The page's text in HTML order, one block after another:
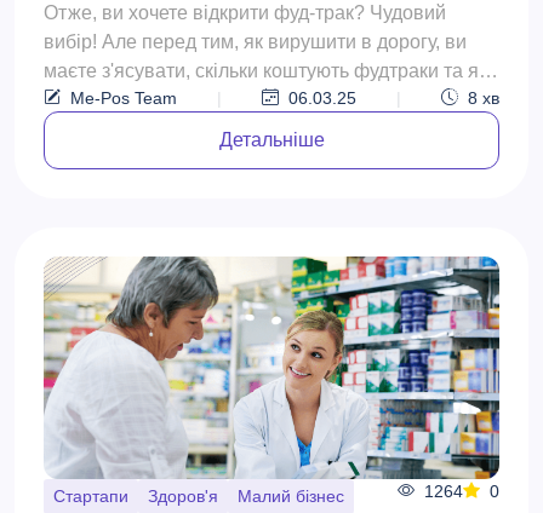
Отже, ви хочете відкрити фуд-трак? Чудовий
вибір! Але перед тим, як вирушити в дорогу, ви
маєте з'ясувати, скільки коштують фудтраки та які
ще витрати...
Me-Pos Team | 06.03.25 | 8 хв
Детальніше
Стартапи Здоров'я Малий бізнес 1264 0